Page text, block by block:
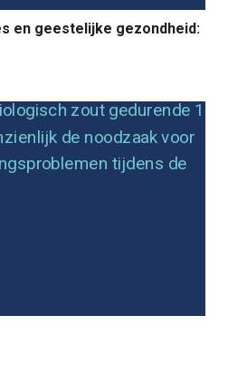
en geestelijke gezondheid: